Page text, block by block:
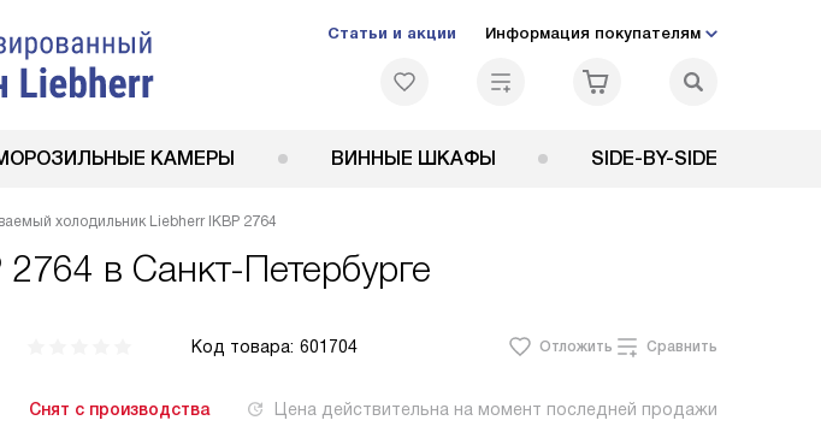
Статьи и акции Информация покупателям
КАМЕРЫ ВИННЫЕ ШКАФЫ SIDE-BY-SIDE
холодильник Liebherr IKBP 2764
2764 в Санкт-Петербурге
Код товара: 601704 Отложить Сравнить
Снят с производства Цена действительна на момент последней продажи